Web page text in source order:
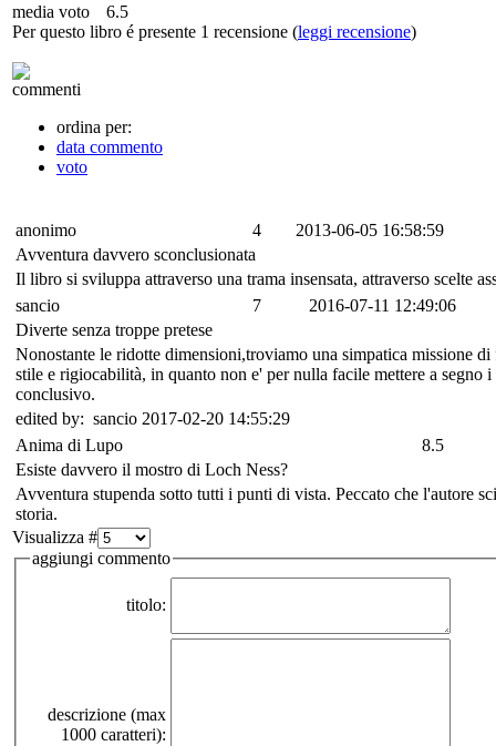
media voto
6.5
Per questo libro é presente 1 recensione (leggi recensione)
commenti
ordina per:
data commento
voto
anonimo 4
2013-06-05 16:58:59
Avventura davvero sconclusionata
Il libro si sviluppa attraverso una trama insensata, attraverso scelte
sancio
7
2016-07-11 12:49:06
Diverte senza troppe pretese
Nonostante le ridotte dimensioni,troviamo una simpatica missione
stile e rigiocabilità, in quanto non e' per nulla facile mettere a segno
conclusivo.
edited by: sancio 2017-02-20 14:55:29
Anima di Lupo
8.5
Esiste davvero il mostro di Loch Ness?
Avventura stupenda sotto tutti i punti di vista. Peccato che l'autore
storia.
Visualizza #
aggiungi commento
titolo:
descrizione (max
1000 caratteri):